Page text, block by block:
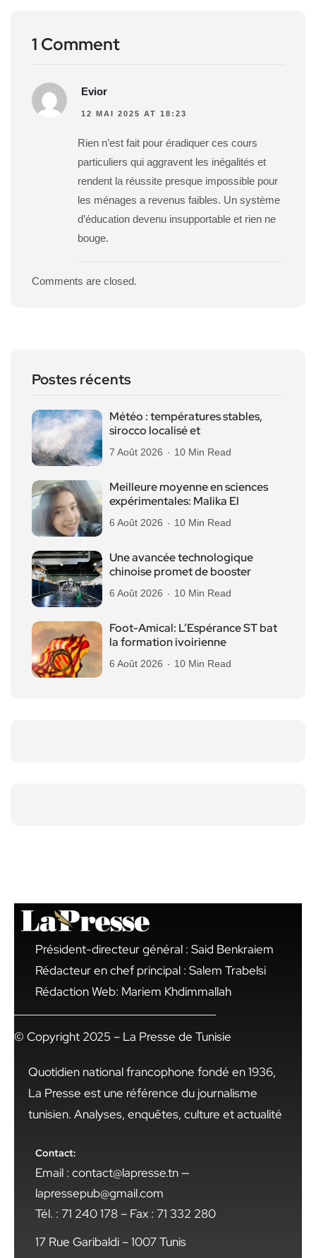
1 Comment
Evior
12 MAI 2025 AT 18:23
Rien n’est fait pour éradiquer ces cours
particuliers qui aggravent les inégalités et
rendent la réussite presque impossible pour
les ménages a revenus faibles. Un système
d’éducation devenu insupportable et rien ne
bouge.
Comments are closed.
Postes récents
Météo : températures stables,
sirocco localisé et
7 Août 2026 10 Min Read
Meilleure moyenne en sciences
expérimentales: Malika El
6 Août 2026 10 Min Read
Une avancée technologique
chinoise promet de booster
6 Août 2026 10 Min Read
Foot-Amical: L’Espérance ST bat
la formation ivoirienne
6 Août 2026 10 Min Read
Président-directeur général : Said Benkraiem
Rédacteur en chef principal : Salem Trabelsi
Rédaction Web: Mariem Khdimmallah
© Copyright 2025 – La Presse de Tunisie
Quotidien national francophone fondé en 1936,
La Presse est une référence du journalisme
tunisien. Analyses, enquêtes, culture et actualité
Contact:
Email : contact@lapresse.tn —
lapressepub@gmail.com
Tél. : 71 240 178 – Fax : 71 332 280
17 Rue Garibaldi – 1007 Tunis